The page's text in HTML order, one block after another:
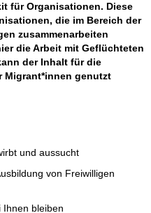
für Organisationen. Diese
die im Bereich der
zusammenarbeiten
die Arbeit mit Geflüchteten
der Inhalt für die
Migrant*innen genutzt
und aussucht
von Freiwilligen
Ihnen bleiben